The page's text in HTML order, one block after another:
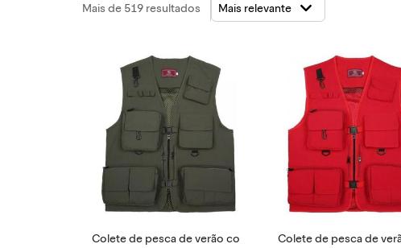
Mais de 519 resultados
Colete de pesca de verão co
Colete de pesca de